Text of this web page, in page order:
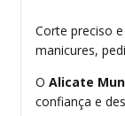
Corte preciso
manicures,
O Alicate
confiança e